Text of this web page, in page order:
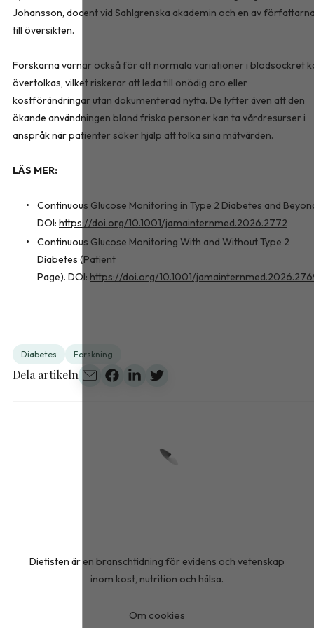
Johansson, docent vid Sahlgrenska akademin och en av
till översikten.
Forskarna varnar också för att normala variationer i blodsockret
övertolkas, vilket riskerar att leda till onödig oro eller
kostförändringar utan dokumenterad nytta. De lyfter även att den
ökande användningen bland friska personer kan ta vårdresurser i
anspråk när patienter söker hjälp att tolka sina mätvärden.
LÄS MER:
Continuous Glucose Monitoring in Type 2 Diabetes and
DOI: https://doi.org/10.1001/jamainternmed.2026.2772
Continuous Glucose Monitoring With and Without Type 2
Diabetes (Patient
Page). DOI: https://doi.org/10.1001/
Diabetes Forskning
Dela artikeln
Dietisten är en branschtidning för evidens och vetenskap
inom kost, nutrition och hälsa.
Om cookies